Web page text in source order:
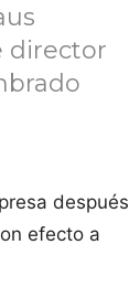
director
después
efecto a